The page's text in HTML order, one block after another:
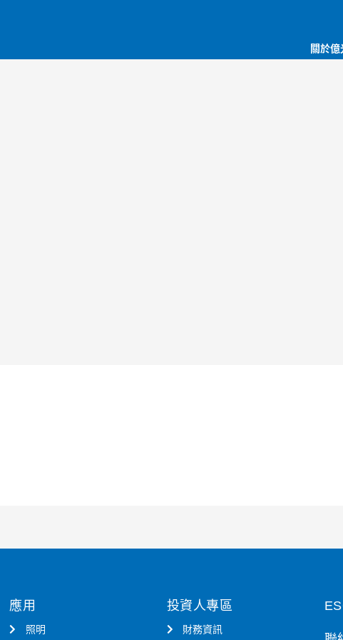
關於億
應用
照明
投資人專區
財務資訊